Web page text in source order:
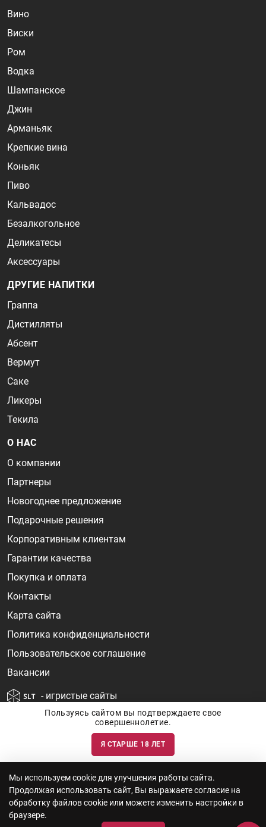
Вино
Виски
Ром
Водка
Шампанское
Джин
Арманьяк
Крепкие вина
Коньяк
Пиво
Кальвадос
Безалкогольное
Деликатесы
Аксессуары
ДРУГИЕ НАПИТКИ
Граппа
Дистилляты
Абсент
Вермут
Саке
Ликеры
Текила
О НАС
О компании
Партнеры
Новогоднее предложение
Подарочные решения
Корпоративным клиентам
Гарантии качества
Покупка и оплата
Контакты
Карта сайта
Политика конфиденциальности
Пользовательское соглашение
Вакансии
- игристые сайты
Информация о ценах и наличии товаров носит ознакомительный
характер и может быть не точной. Цены на импортные товары особенно
актуальности наличия товаров и цен вы так же можете уточнить по
телефону+7 (812) 715 06-66с 11-22 ежедневно.
ООО "Винум" ИНН 7814473915, Лицензия на торговлю алкоголем: №
серия 78АА №0012735, регистрационный номер 78РПА000752 от
12.10.2023 действует по 11.10.2028
Пользуясь сайтом вы подтверждаете свое
совершеннолетие.
Я СТАРШЕ 18 ЛЕТ
Мы используем cookie для улучшения работы сайта.
Продолжая использовать сайт, Вы выражаете согласие на
обработку файлов cookie или можете изменить настройки в
браузере.